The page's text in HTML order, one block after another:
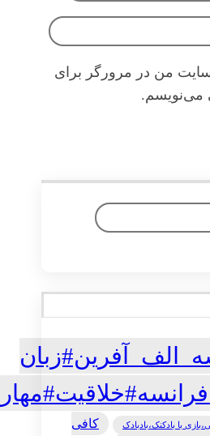
من در مرورگر برای
می‌نویسم.
با بادکنک،بادبادک
کافی